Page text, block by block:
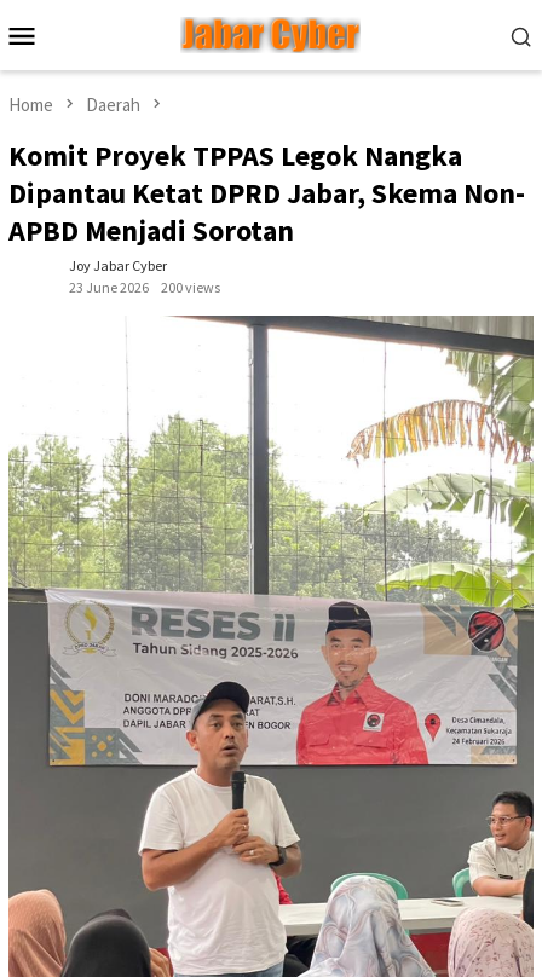
to
contentMenu
Home Daerah
Komit Proyek TPPAS Legok Nangka
Dipantau Ketat DPRD Jabar, Skema Non-
APBD Menjadi Sorotan
Joy Jabar Cyber
23 June 2026
200 views